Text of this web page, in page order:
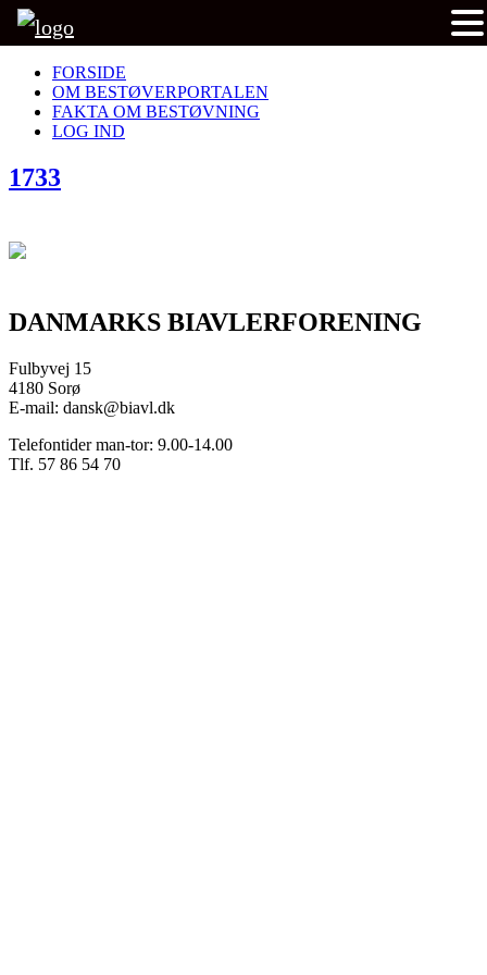
FORSIDE
OM BESTØVERPORTALEN
FAKTA OM BESTØVNING
LOG IND
1733
DANMARKS BIAVLERFORENING
Fulbyvej 15
4180 Sorø
E-mail: dansk@biavl.dk
Telefontider man-tor: 9.00-14.00
Tlf. 57 86 54 70